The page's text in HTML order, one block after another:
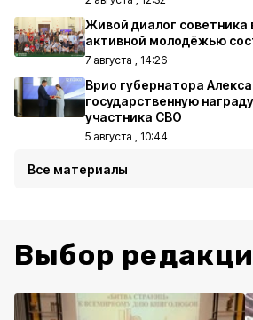
Живой диалог советника
активной молодёжью
7 августа , 14:26
Врио губернатора
государственную
участника СВО
5 августа , 10:44
Все материалы
Выбор